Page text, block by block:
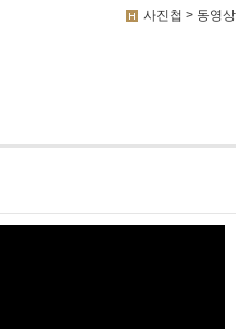
사진첩 > 동영상